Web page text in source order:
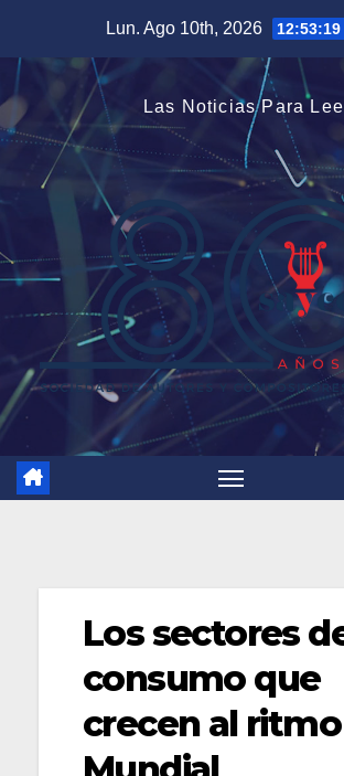
contenido
Lun. Ago 10th, 2026 12:53:19
Las Noticias Para
Los sectores
consumo que
crecen al